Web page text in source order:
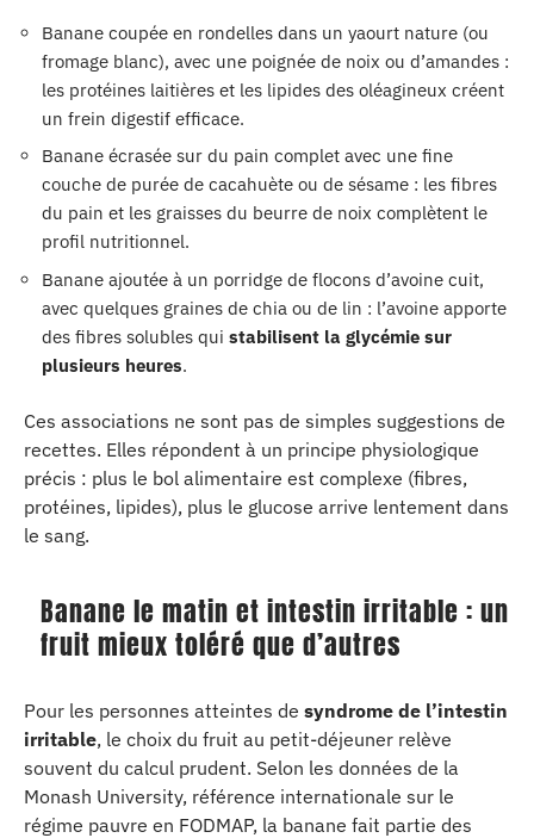
Banane coupée en rondelles dans un yaourt nature (ou
fromage blanc), avec une poignée de noix ou d’amandes :
les protéines laitières et les lipides des oléagineux créent
un frein digestif efficace.
Banane écrasée sur du pain complet avec une fine
couche de purée de cacahuète ou de sésame : les fibres
du pain et les graisses du beurre de noix complètent le
profil nutritionnel.
Banane ajoutée à un porridge de flocons d’avoine cuit,
avec quelques graines de chia ou de lin : l’avoine apporte
des fibres solubles qui stabilisent la glycémie sur
plusieurs heures.
Ces associations ne sont pas de simples suggestions de
recettes. Elles répondent à un principe physiologique
précis : plus le bol alimentaire est complexe (fibres,
protéines, lipides), plus le glucose arrive lentement dans
le sang.
Banane le matin et intestin irritable : un
fruit mieux toléré que d’autres
Pour les personnes atteintes de syndrome de l’intestin
irritable, le choix du fruit au petit-déjeuner relève
souvent du calcul prudent. Selon les données de la
Monash University, référence internationale sur le
régime pauvre en FODMAP, la banane fait partie des